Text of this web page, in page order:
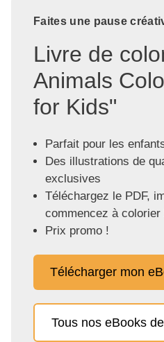
Faites une pause
Livre de
Animals
for Kids"
Parfait pour les
Des illustrations de
exclusives
Téléchargez le PDF,
commencez à colorier
Prix promo !
Télécharger mon
Tous nos eBooks